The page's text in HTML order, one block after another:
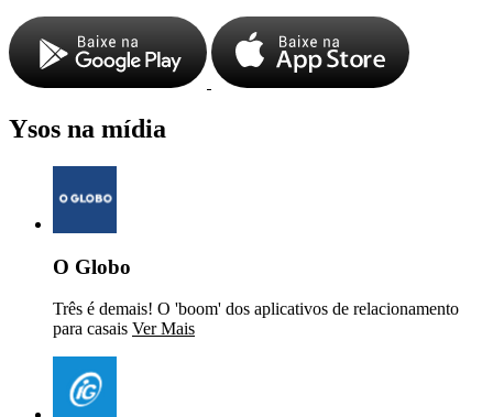
Ysos na mídia
O Globo
Três é demais! O 'boom' dos aplicativos de relacionamento
para casais Ver Mais